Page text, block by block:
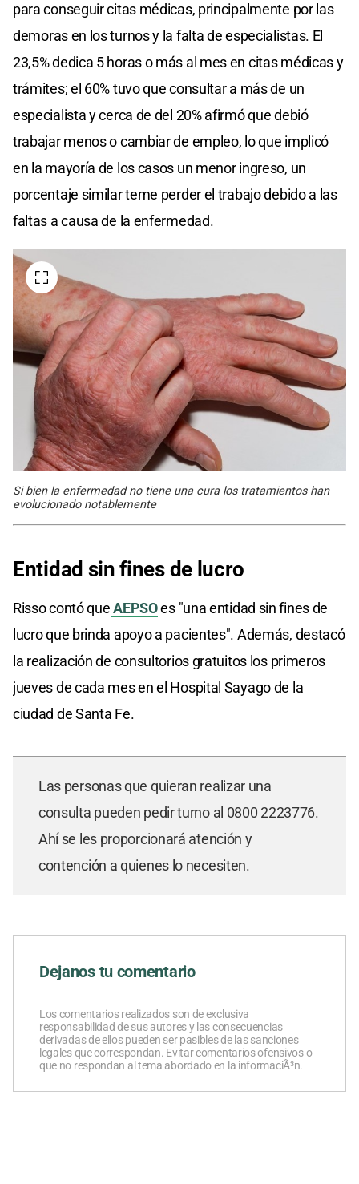
para conseguir citas médicas, principalmente por las
demoras en los turnos y la falta de especialistas. El
23,5% dedica 5 horas o más al mes en citas médicas y
trámites; el 60% tuvo que consultar a más de un
especialista y cerca de del 20% afirmó que debió
trabajar menos o cambiar de empleo, lo que implicó
en la mayoría de los casos un menor ingreso, un
porcentaje similar teme perder el trabajo debido a las
faltas a causa de la enfermedad.
Si bien la enfermedad no tiene una cura los tratamientos han
evolucionado notablemente
Entidad sin fines de lucro
Risso contó queAEPSOes "una entidad sin fines de
lucro que brinda apoyo a pacientes". Además, destacó
la realización de consultorios gratuitos los primeros
jueves de cada mes en el Hospital Sayago de la
ciudad de Santa Fe.
Las personas que quieran realizar una
consulta pueden pedir turno al 0800 2223776.
Ahí se les proporcionará atención y
contención a quienes lo necesiten.
Dejanos tu comentario
Los comentarios realizados son de exclusiva
responsabilidad de sus autores y las consecuencias
derivadas de ellos pueden ser pasibles de las sanciones
legales que correspondan. Evitar comentarios ofensivos o
que no respondan al tema abordado en la informaciÃ³n.